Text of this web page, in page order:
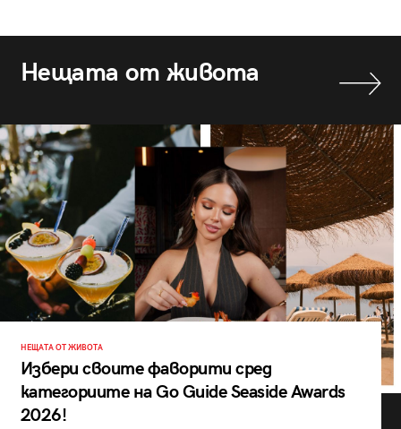
Нещата от живота
НЕЩАТА ОТ ЖИВОТА
Избери своите фаворити сред
категориите на Go Guide Seaside Awards
2026!